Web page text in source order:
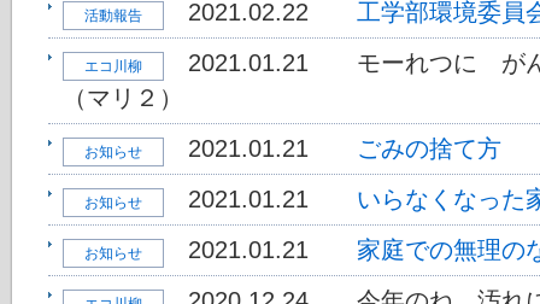
活動報告 2021.02.22 工学部環境委員
エコ川柳 2021.01.21 モーれつに が
（マリ２）
お知らせ 2021.01.21 ごみの捨て方
お知らせ 2021.01.21 いらなくなった
お知らせ 2021.01.21 家庭での無理の